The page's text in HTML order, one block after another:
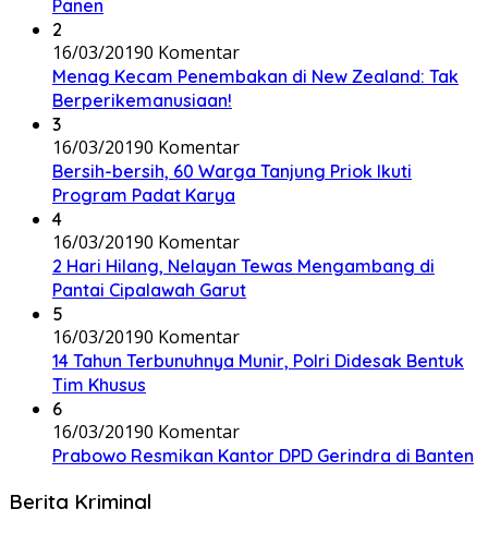
Panen
2
16/03/20190 Komentar
Menag Kecam Penembakan di New Zealand: Tak
Berperikemanusiaan!
3
16/03/20190 Komentar
Bersih-bersih, 60 Warga Tanjung Priok Ikuti
Program Padat Karya
4
16/03/20190 Komentar
2 Hari Hilang, Nelayan Tewas Mengambang di
Pantai Cipalawah Garut
5
16/03/20190 Komentar
14 Tahun Terbunuhnya Munir, Polri Didesak Bentuk
Tim Khusus
6
16/03/20190 Komentar
Prabowo Resmikan Kantor DPD Gerindra di Banten
Berita Kriminal